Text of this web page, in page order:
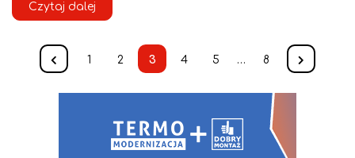
Czytaj dalej
1 2 3 4 5 … 8